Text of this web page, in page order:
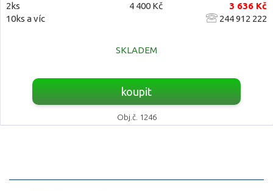
2ks
4 400 Kč
3 636 Kč
10ks a víc
244 912 222
SKLADEM
koupit
Obj.č. 1246